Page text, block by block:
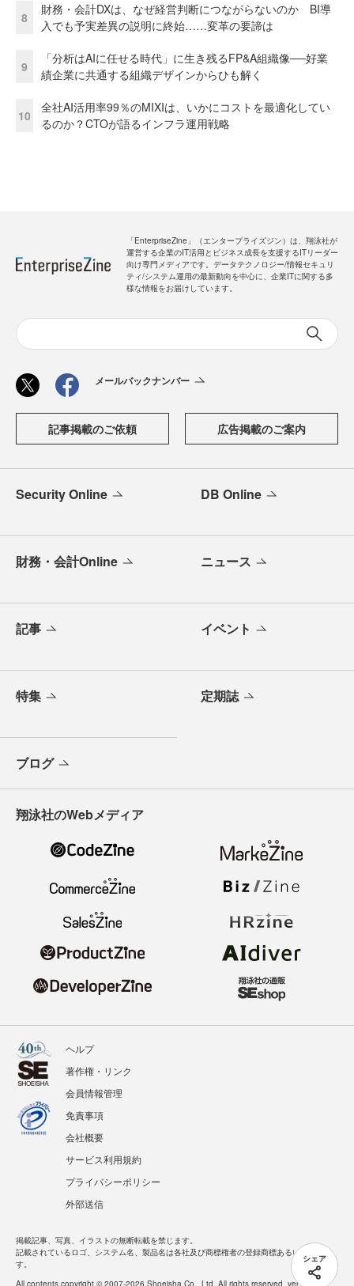
シェア
8
財務・会計DXは、なぜ経営判断につながらないのか BI導
入でも予実差異の説明に終始……変革の要諦は
9
「分析はAIに任せる時代」に生き残るFP&A組織像──好業
績企業に共通する組織デザインからひも解く
10
全社AI活用率99％のMIXIは、いかにコストを最適化してい
るのか？CTOが語るインフラ運用戦略
「EnterpriseZine」（エンタープライズジン）は、翔泳社が
運営する企業のIT活用とビジネス成長を支援するITリーダー
向け専門メディアです。データテクノロジー/情報セキュリ
ティ/システム運用の最新動向を中心に、企業ITに関する多
様な情報をお届けしています。
メールバックナンバー
記事掲載のご依頼 広告掲載のご案内
Security Online DB Online
財務・会計Online ニュース
記事 イベント
特集 定期誌
ブログ
翔泳社のWebメディア
ヘルプ
著作権・リンク
会員情報管理
免責事項
会社概要
サービス利用規約
プライバシーポリシー
外部送信
掲載記事、写真、イラストの無断転載を禁じます。
記載されているロゴ、システム名、製品名は各社及び商標権者の登録商標あるいは商標で
す。